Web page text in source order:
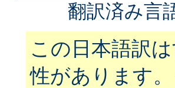
翻訳済み言
この日本語訳
性があります